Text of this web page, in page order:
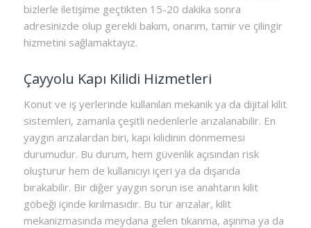
bizlerle iletişime geçtikten 15-20 dakika sonra
adresinizde olup gerekli bakım, onarım, tamir ve çilingir
hizmetini sağlamaktayız.
Çayyolu Kapı Kilidi Hizmetleri
Konut ve iş yerlerinde kullanılan mekanik ya da dijital kilit
sistemleri, zamanla çeşitli nedenlerle arızalanabilir. En
yaygın arızalardan biri, kapı kilidinin dönmemesi
durumudur. Bu durum, hem güvenlik açısından risk
oluşturur hem de kullanıcıyı içeri ya da dışarıda
bırakabilir. Bir diğer yaygın sorun ise anahtarın kilit
göbeği içinde kırılmasıdır. Bu tür arızalar, kilit
mekanizmasında meydana gelen tıkanma, aşınma ya da